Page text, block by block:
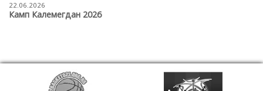
22.06.2026
Камп Калемегдан 2026